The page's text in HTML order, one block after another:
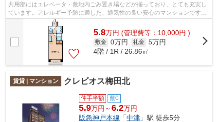
共用部にはエレベータ・敷地内ごみ置き場などが揃っており、とても充実し
ています。アレルギー予防に適した、通気性の良い安心のマンションです。
健康な体は新鮮な空気を吸うところか...
5.8万円 (管理費等：10,000円 )
敷金 0万円 礼金 5万円
4階 / 1R / 26.86㎡
賃貸 | マンション クレビオス梅田北
仲手半額 敷0
5.9万円～6.2万円
阪急神戸本線 「中津 」駅 徒歩5分